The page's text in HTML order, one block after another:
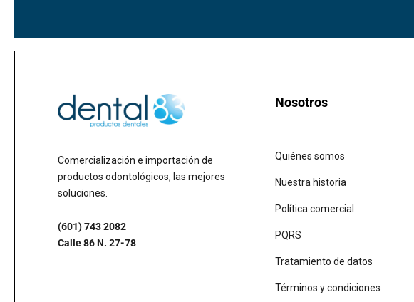
Comercialización e importación de
productos odontológicos, las mejores
soluciones.
(601) 743 2082
Calle 86 N. 27-78
Nosotros
Quiénes somos
Nuestra historia
Política comercial
PQRS
Tratamiento de datos
Términos y condiciones